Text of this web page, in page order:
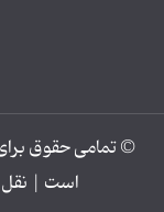
© تمامی حقوق
است | نقل